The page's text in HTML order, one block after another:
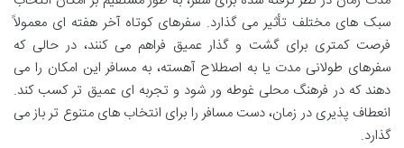
سبک های مختلف تأثیر می گذارد. سفرهای کوتاه آخر هفته ای معمولاً
فرصت کمتری برای گشت و گذار عمیق فراهم می کنند، در حالی که
سفرهای طولانی مدت یا به اصطلاح آهسته، به مسافر این امکان را می
دهند که در فرهنگ محلی غوطه ور شود و تجربه ای عمیق تر کسب کند.
انعطاف پذیری در زمان، دست مسافر را برای انتخاب های متنوع تر باز می
گذارد.